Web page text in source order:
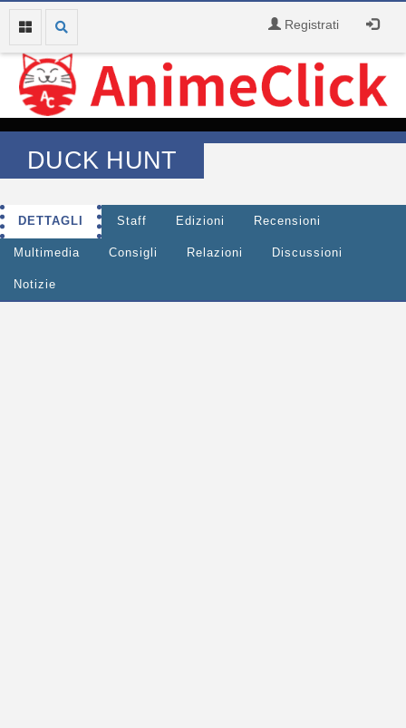
Registrati
DUCK HUNT
DETTAGLI Staff Edizioni Recensioni
Multimedia Consigli Relazioni Discussioni
Notizie